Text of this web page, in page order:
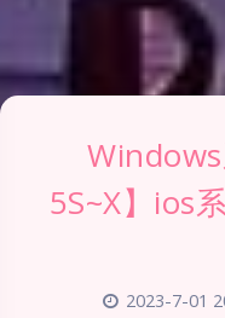
5S~X】ios
2023-7-01